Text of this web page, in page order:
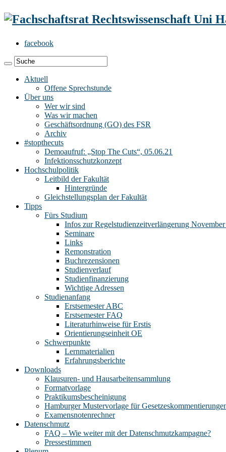
facebook
Aktuell
Offene Sprechstunde
Über uns
Wer wir sind
Was wir machen
Geschäftsordnung (GO) des FSR
Archiv
#stopthecuts
Demoaufruf: „Stop The Cuts“, 05.06.21
Infektionsschutzkonzept
Hochschulpolitik
Leitbild der Fakultät
Hintergründe
Gleichstellungsplan der Fakultät
Tipps
Fürs Studium
Infos zur Regelstudienzeitverlängerung
Seminare
Links
Remonstration
Buchrezensionen
Studienverlauf
Studienfinanzierung
Wichtige Adressen
Studienanfang
Erstsemester ABC
Erstsemester FAQ
Literaturhinweise für Erstis
Orientierungseinheit OE
Schwerpunkte
Lernmaterialien
Erfahrungsberichte
Downloads
Klausuren- und Hausarbeitensammlung
Formatvorlage
Praktikumsbescheinigung
Hamburger Mustervorlage für
Examensnotenrechner
Datenschmutz
FAQ – Wie weiter mit der Datenschmutzkampagne?
Pressestimmen